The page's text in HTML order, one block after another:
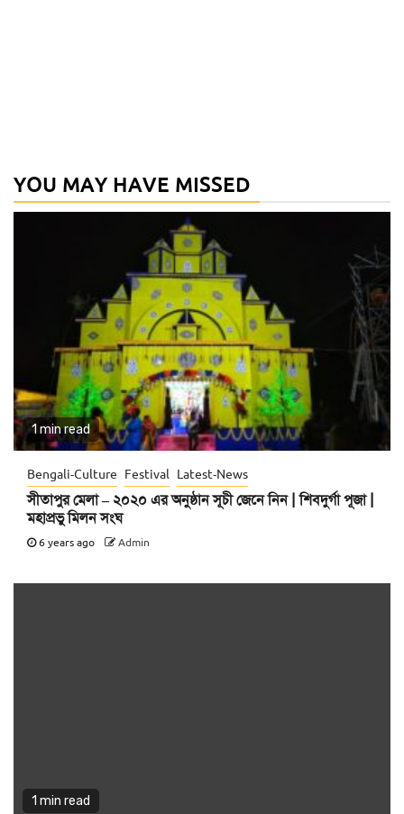
YOU MAY HAVE MISSED
1 min read
Bengali-Culture Festival Latest-News
সীতাপুর মেলা – ২০২০ এর অনুষ্ঠান সূচী জেনে নিন | শিবদুর্গা পূজা |
মহাপ্রভু মিলন সংঘ
6 years ago Admin
1 min read